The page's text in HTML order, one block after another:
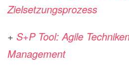
Zielsetzungsprozess
+ S+P Tool: Agile
Management